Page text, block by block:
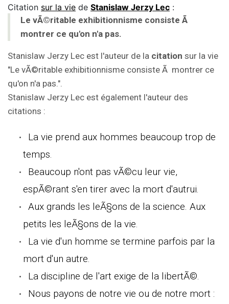
Citation sur la vie de Stanislaw Jerzy Lec :
Le vÃ©ritable exhibitionnisme consiste Ã
montrer ce qu'on n'a pas.
Stanislaw Jerzy Lec est l'auteur de la citation sur la vie
"Le vÃ©ritable exhibitionnisme consiste Ã montrer ce
qu'on n'a pas.".
Stanislaw Jerzy Lec est également l'auteur des
citations :
La vie prend aux hommes beaucoup trop de
temps.
Beaucoup n'ont pas vÃ©cu leur vie,
espÃ©rant s'en tirer avec la mort d'autrui.
Aux grands les leÃ§ons de la science. Aux
petits les leÃ§ons de la vie.
La vie d'un homme se termine parfois par la
mort d'un autre.
La discipline de l'art exige de la libertÃ©.
Nous payons de notre vie ou de notre mort :